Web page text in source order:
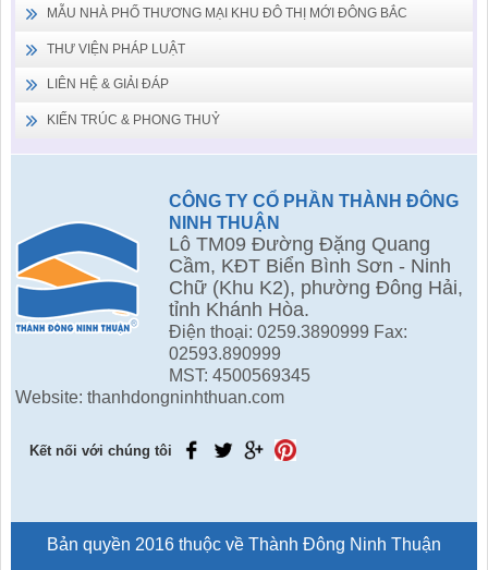
MẪU NHÀ PHỐ THƯƠNG MẠI KHU ĐÔ THỊ MỚI ĐÔNG BẮC
THƯ VIỆN PHÁP LUẬT
LIÊN HỆ & GIẢI ĐÁP
KIẾN TRÚC & PHONG THUỶ
CÔNG TY CỔ PHẦN THÀNH ĐÔNG
NINH THUẬN
Lô TM09 Đường Đặng Quang
Cầm, KĐT Biển Bình Sơn - Ninh
Chữ (Khu K2), phường Đông Hải,
tỉnh Khánh Hòa.
Điện thoại: 0259.3890999 Fax:
02593.890999
MST: 4500569345
Website: thanhdongninhthuan.com
Kết nối với chúng tôi
Bản quyền 2016 thuộc về Thành Đông Ninh Thuận